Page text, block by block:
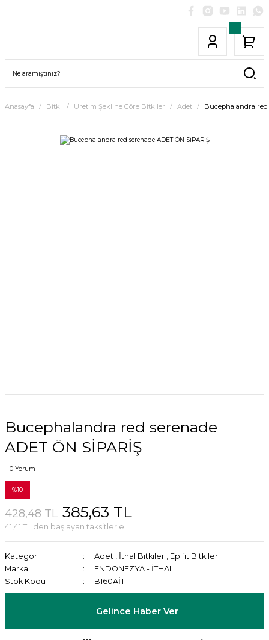
Anasayfa Bitki Üretim Şekline Göre Bitkiler Adet Bucephalandra red
Bucephalandra red serenade
ADET ÖN SİPARİŞ
0 Yorum
%10
428,48 TL 385,63 TL
41,41 TL den başlayan taksitlerle!
Kategori Adet , İthal Bitkiler , Epifit Bitkiler
Marka
ENDONEZYA - İTHAL
Stok Kodu
B160AİT
Gelince Haber Ver